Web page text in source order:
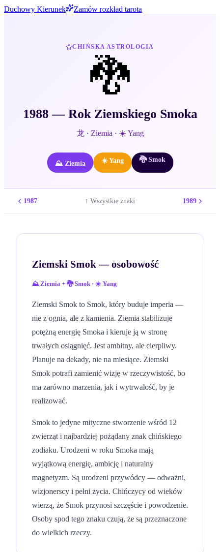
Duchowy Kierunek Zamów rozkład tarota
CHIŃSKA ASTROLOGIA
🐉
1988— Rok Ziemskiego Smoka
龙 · Ziemia · ☀️ Yang
⛰️ Ziemia ☀️ Yang 🐉 Smok
1987 ↑ Wszystkie znaki 1989
Ziemski Smok — osobowość
⛰️ Ziemia + 🐉 Smok · ☀️ Yang
Ziemski Smok to Smok, który buduje imperia —
nie z ognia, ale z kamienia. Ziemia stabilizuje
potężną energię Smoka i kieruje ją w stronę
trwałych osiągnięć. Jest ambitny, ale cierpliwy.
Planuje na dekady, nie na miesiące. Ziemski
Smok potrafi zamienić wizję w rzeczywistość, bo
ma zarówno marzenia, jak i wytrwałość, by je
realizować.
Smok to jedyne mityczne stworzenie wśród 12
zwierząt i najbardziej pożądany znak chińskiego
zodiaku. Urodzeni w roku Smoka mają
wyjątkową energię, ambicję i naturalny
magnetyzm. Są urodzeni przywódcy — odważni,
wizjonerscy i pełni życia. Chińczycy od wieków
wierzą, że Smok przynosi szczęście i powodzenie.
Osoby spod tego znaku czują, że są przeznaczone
do wielkich rzeczy.